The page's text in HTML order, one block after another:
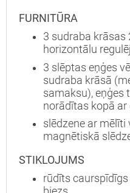
FURNITŪRA
3 sudraba krāsas
horizontālu
3 slēptas eņģes
sudraba krāsā
samaksu), eņģes
norādītas kopā ar
slēdzene ar mēlīti
magnētiskā
STIKLOJUMS
rūdīts